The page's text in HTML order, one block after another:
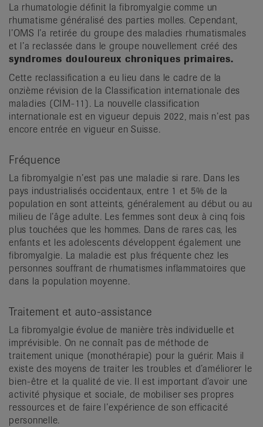
La rhumatologie définit la fibromyalgie comme un
rhumatisme généralisé des parties molles. Cependant,
l’OMS l’a retirée du groupe des maladies rhumatismales
et l’a reclassée dans le groupe nouvellement créé des
syndromes douloureux chroniques primaires.
Cette reclassification a eu lieu dans le cadre de la
onzième révision de la Classification internationale des
maladies (CIM-11). La nouvelle classification
internationale est en vigueur depuis 2022, mais n’est pas
encore entrée en vigueur en Suisse.
Fréquence
La fibromyalgie n’est pas une maladie si rare. Dans les
pays industrialisés occidentaux, entre 1 et 5% de la
population en sont atteints, généralement au début ou au
milieu de l’âge adulte. Les femmes sont deux à cinq fois
plus touchées que les hommes. Dans de rares cas, les
enfants et les adolescents développent également une
fibromyalgie. La maladie est plus fréquente chez les
personnes souffrant de rhumatismes inflammatoires que
dans la population moyenne.
Traitement et auto-assistance
La fibromyalgie évolue de manière très individuelle et
imprévisible. On ne connaît pas de méthode de
traitement unique (monothérapie) pour la guérir. Mais il
existe des moyens de traiter les troubles et d’améliorer le
bien-être et la qualité de vie. Il est important d’avoir une
activité physique et sociale, de mobiliser ses propres
ressources et de faire l’expérience de son efficacité
personnelle.